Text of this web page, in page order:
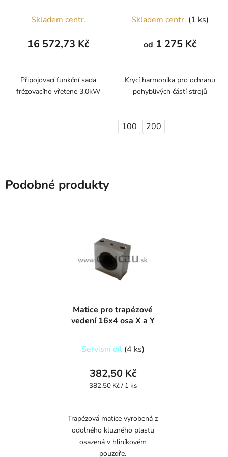
Skladem centr.
16 572,73 Kč
Připojovací funkční sada
frézovacího vřetene 3,0kW
Skladem centr. (1 ks)
od 1 275 Kč
Krycí harmonika pro ochranu
pohyblivých částí strojů
100 200
Podobné produkty
Matice pro trapézové
vedení 16x4 osa X a Y
Servisní díl (4 ks)
382,50 Kč
Měrná
382,50 Kč / 1 ks
Trapézová matice vyrobená z
odolného kluzného plastu
osazená v hliníkovém
pouzdře.